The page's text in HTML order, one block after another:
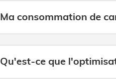
Ma consommation de
Qu'est-ce que